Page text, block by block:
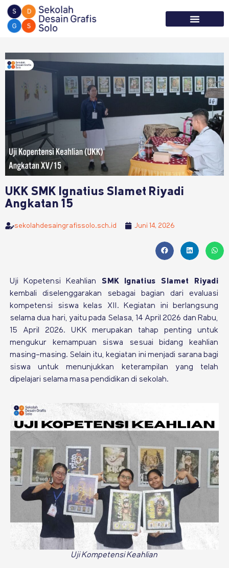
UKK SMK Ignatius Slamet Riyadi
Angkatan 15
sekolahdesaingrafissolo.sch.id Juni 14, 2026
Uji Kopetensi Keahlian SMK Ignatius Slamet Riyadi
kembali diselenggarakan sebagai bagian dari evaluasi
kompetensi siswa kelas XII. Kegiatan ini berlangsung
selama dua hari, yaitu pada Selasa, 14 April 2026 dan Rabu,
15 April 2026. UKK merupakan tahap penting untuk
mengukur kemampuan siswa sesuai bidang keahlian
masing-masing. Selain itu, kegiatan ini menjadi sarana bagi
siswa untuk menunjukkan keterampilan yang telah
dipelajari selama masa pendidikan di sekolah.
Uji Kompetensi Keahlian